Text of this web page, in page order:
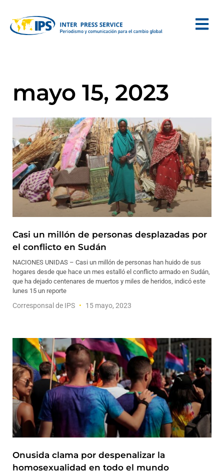
mayo 15, 2023
Casi un millón de personas desplazadas por
el conflicto en Sudán
NACIONES UNIDAS – Casi un millón de personas han huido de sus
hogares desde que hace un mes estalló el conflicto armado en Sudán,
que ha dejado centenares de muertos y miles de heridos, indicó este
lunes 15 un reporte
Corresponsal de IPS 15 mayo, 2023
Onusida clama por despenalizar la
homosexualidad en todo el mundo